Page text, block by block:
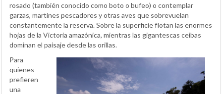
rosado (también conocido como boto o bufeo) o contemplar
garzas, martines pescadores y otras aves que sobrevuelan
constantemente la reserva. Sobre la superficie flotan las enormes
hojas de la Victoria amazónica, mientras las gigantescas ceibas
dominan el paisaje desde las orillas.
Para
quienes
prefieren
una